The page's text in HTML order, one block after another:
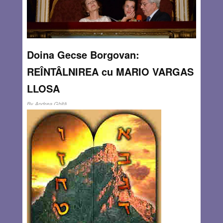
beduini care
Read more…
MAY 21, 2013 0 COMMENTS
Doina Gecse Borgovan:
REÎNTÂLNIREA cu MARIO VARGAS
LLOSA
By Andrea Ghiţă
Duminică, la Teatrul Național din Cluj, am fost așa de
aproape de Mario Vargas Llosa, încât dacă întindeam
mâna un pic mai mult, mai c-aș fi putut să-l ating. N-aș fi
îndrăznit s-o fac, oricum. Nu poți pipăi, pur și
more…
MAY 21, 2013 0 COMMENTS